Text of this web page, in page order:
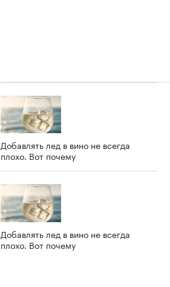
Добавлять лед в вино не всегда
плохо. Вот почему
Добавлять лед в вино не всегда
плохо. Вот почему